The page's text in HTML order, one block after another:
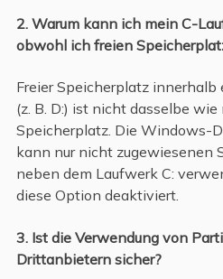
2. Warum kann ich mein C-
obwohl ich freien
Freier Speicherplatz
(z. B. D:) ist nicht dasselbe
Speicherplatz. Die Windows-
kann nur nicht zugewiesenen
neben dem Laufwerk C:
diese Option deaktiviert.
3. Ist die Verwendung von
Drittanbietern sicher?